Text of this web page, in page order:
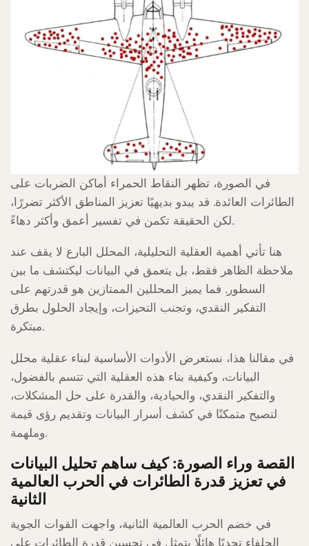
في الصورة، تظهر النقاط الحمراء أماكن الضربات على
الطائرات العائدة. قد يبدو بديهيًا تعزيز المناطق الأكثر تضررًا،
لكن الحقيقة تكمن في تفسير أعمق وأكثر دهاءً.
هنا تأتي أهمية العقلية التحليلية، المحلل البارع لا يقف عند
ملاحظة الظاهر فقط، بل يتعمق في البيانات ليكتشف ما بين
السطور. فما يميز المحللين الممتازين هو قدرتهم على
التفكير النقدي، وتجنب التحيزات، وإيجاد الحلول بطرق
مبتكرة.
في مقالنا هذا، نستعرض الأدوات الأساسية لبناء عقلية محلل
البيانات، وكيفية بناء هذه العقلية التي تتسم بالفضول،
والتفكير النقدي، والحيادية، والقدرة على حل المشكلات،
لتصبح متمكنًا في كشف أسرار البيانات وتقديم رؤى قيمة
وملهمة.
القصة وراء الصورة: كيف ساهم تحليل البيانات
في تعزيز قدرة الطائرات في الحرب العالمية
الثانية
في خضم الحرب العالمية الثانية، واجهت القوات الجوية